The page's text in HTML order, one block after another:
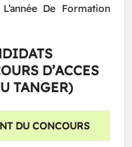
De Formation
D’ACCES
TANGER)
DU CONCOURS